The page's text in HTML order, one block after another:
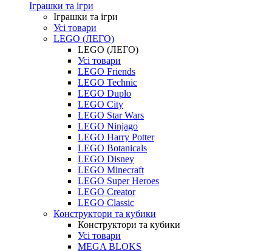
Іграшки та ігри
Іграшки та ігри
Усі товари
LEGO (ЛЕГО)
LEGO (ЛЕГО)
Усі товари
LEGO Friends
LEGO Technic
LEGO Duplo
LEGO City
LEGO Star Wars
LEGO Ninjago
LEGO Harry Potter
LEGO Botanicals
LEGO Disney
LEGO Minecraft
LEGO Super Heroes
LEGO Creator
LEGO Classic
Конструктори та кубики
Конструктори та кубики
Усі товари
MEGA BLOKS